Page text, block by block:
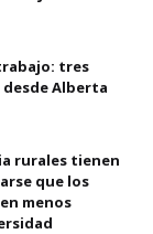
tres
Alberta
rurales tienen
que los
menos